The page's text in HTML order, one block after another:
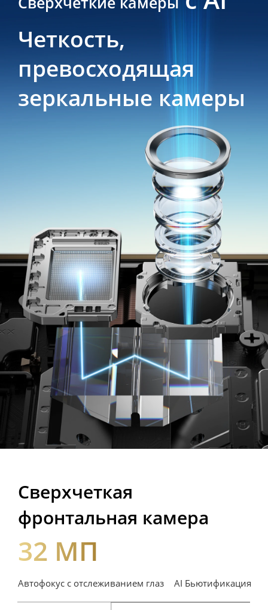
Четкость,
превосходящая
зеркальные камеры
AI Бьютификация
Автофокус с отслеживанием глаз
Сверхчеткая
фронтальная камера
32 МП